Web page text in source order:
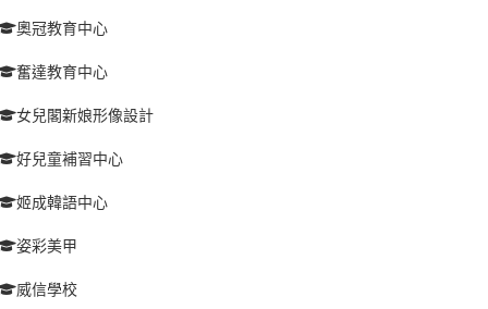
奧冠教育中心
奮達教育中心
女兒閣新娘形像設計
好兒童補習中心
姬成韓語中心
姿彩美甲
威信學校